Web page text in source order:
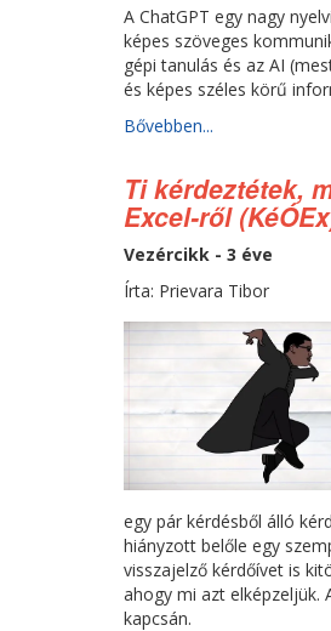
A ChatGPT egy nagy
képes szöveges
gépi tanulás és az AI
és képes széles körű
Bővebben...
Ti kérdeztétek,
Excel-ről
Vezércikk - 3 éve
Írta: Prievara Tibor
egy pár kérdésből álló
hiányzott belőle egy
visszajelző kérdőívet is
ahogy mi azt elképzeljük.
kapcsán.